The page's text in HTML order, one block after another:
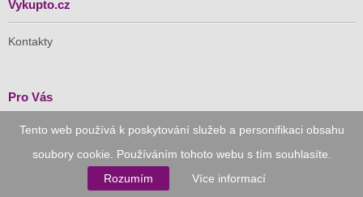
Tento web používá k poskytování služeb a personifikaci obsahu
soubory cookie. Používáním tohoto webu s tím souhlasíte.
Rozumím
Více informací
Vykupto.cz
Kontakty
Pro Vás
Doručení zdarma
Vykupto na Facebooku
Důvěryhodný nákup